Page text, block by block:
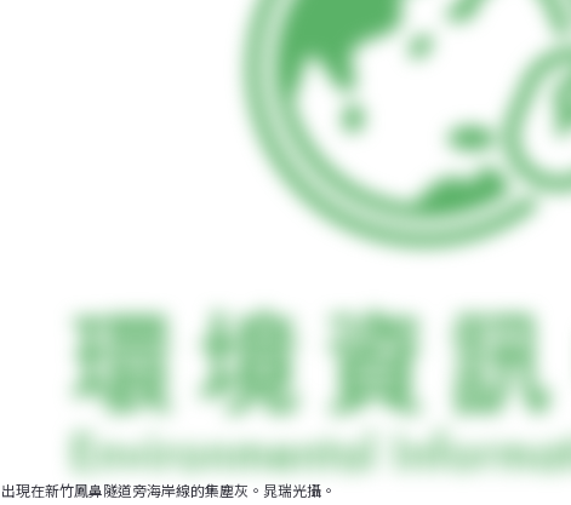
出現在新竹鳳鼻隧道旁海岸線的集塵灰。晁瑞光攝。